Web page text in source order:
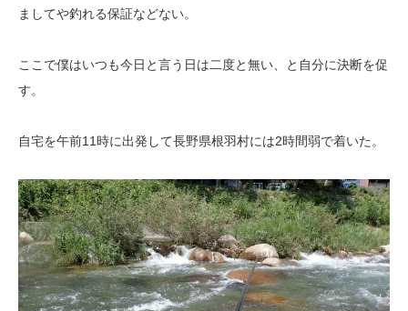
ましてや釣れる保証などない。
ここで僕はいつも今日と言う日は二度と無い、と自分に決断を促
す。
自宅を午前11時に出発して長野県根羽村には2時間弱で着いた。